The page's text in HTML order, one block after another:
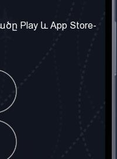
Պայմաններ և դրույթներ
Հաճախ տրվող հարցեր
Տարածել
սոցիալական
ցանցում
Play և App Store-